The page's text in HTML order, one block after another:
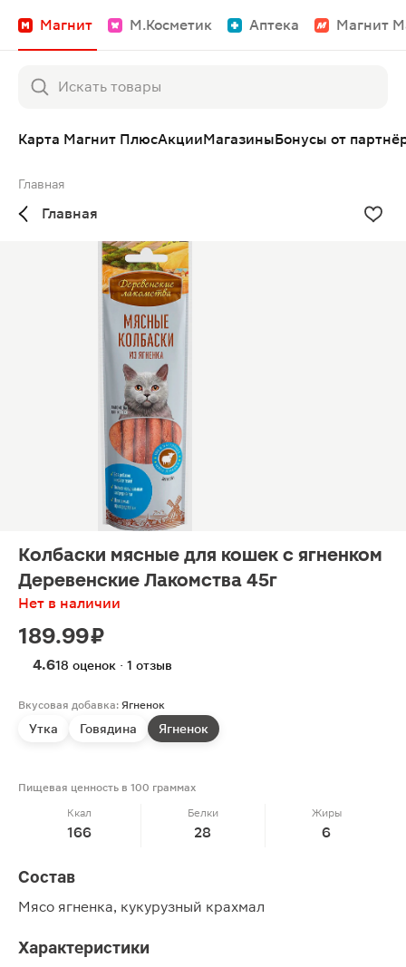
Магнит М.Косметик Аптека Магнит
Карта Магнит ПлюсАкцииМагазиныБонусы от
Главная
Главная
Колбаски мясные для кошек с ягненком
Деревенские Лакомства 45г
Нет в наличии
189.99 ₽
4.618 оценок · 1 отзыв
Вкусовая добавка: Ягненок
Утка Говядина Ягненок
Пищевая ценность в 100 граммах
Ккал
166
Белки
28
Жиры
6
Состав
Мясо ягненка, кукурузный крахмал
Характеристики